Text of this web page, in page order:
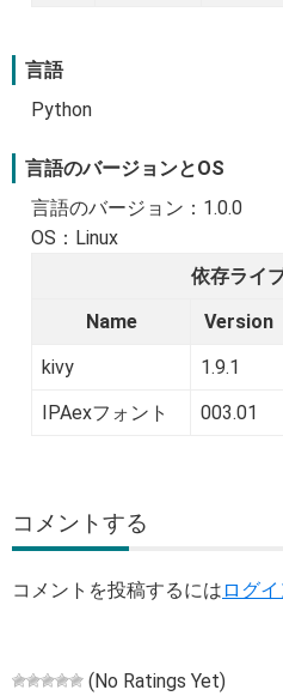
言語
Python
言語のバージョンとOS
言語のバージョン：1.0.0
OS：Linux
依存ライ
Name
Version
kivy
1.9.1
IPAexフォント
003.01
コメントする
コメントを投稿するには ログ
(No Ratings Yet)